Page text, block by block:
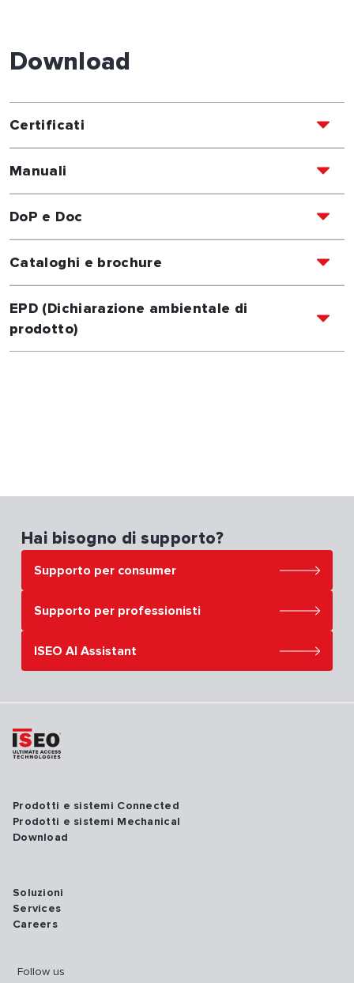
Download
Certificati
Manuali
DoP e Doc
Cataloghi e brochure
EPD (Dichiarazione ambientale di
prodotto)
Hai bisogno di supporto?
Supporto per consumer
Supporto per professionisti
ISEO AI Assistant
Prodotti e sistemi Connected
Prodotti e sistemi Mechanical
Download
Soluzioni
Services
Careers
Follow us